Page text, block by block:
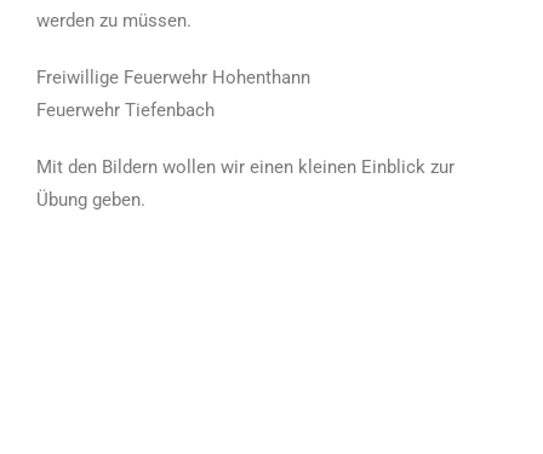
werden zu müssen.
Freiwillige Feuerwehr Hohenthann
Feuerwehr Tiefenbach
Mit den Bildern wollen wir einen kleinen Einblick zur
Übung geben.